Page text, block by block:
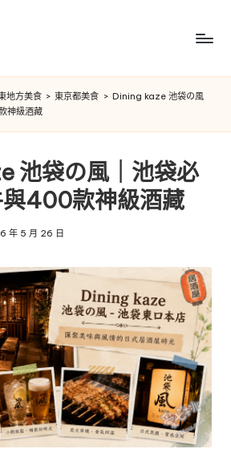
地方美食 > 東京都美食 > Dining kaze 池袋の風
神級酒藏
池袋の風｜池袋必
與400款神級酒藏
年 5 月 26 日